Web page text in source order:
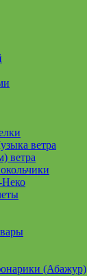
ветра
ветра
Неко
(Абажур)